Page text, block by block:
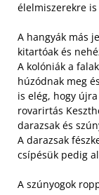
élelmiszerekre
A hangyák más
kitartóak és
A kolóniák a
húzódnak meg
is elég, hogy
rovarirtás
darazsak és
A darazsak
csípésük pedig
A szúnyogok